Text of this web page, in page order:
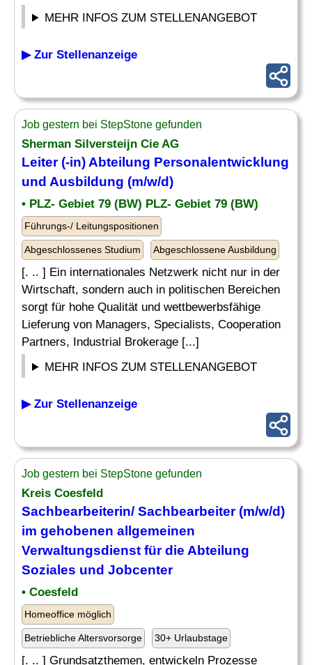
MEHR INFOS ZUM STELLENANGEBOT
▶ Zur Stellenanzeige
Job gestern bei StepStone gefunden
Sherman Silversteijn Cie AG
Leiter (-in) Abteilung Personalentwicklung
und Ausbildung (m/w/d)
• PLZ- Gebiet 79 (BW) PLZ- Gebiet 79 (BW)
Führungs-/ Leitungspositionen
Abgeschlossenes Studium Abgeschlossene Ausbildung
[. .. ] Ein internationales Netzwerk nicht nur in der
Wirtschaft, sondern auch in politischen Bereichen
sorgt für hohe Qualität und wettbewerbsfähige
Lieferung von Managers, Specialists, Cooperation
Partners, Industrial Brokerage [...]
MEHR INFOS ZUM STELLENANGEBOT
▶ Zur Stellenanzeige
Job gestern bei StepStone gefunden
Kreis Coesfeld
Sachbearbeiterin/ Sachbearbeiter (m/w/d)
im gehobenen allgemeinen
Verwaltungsdienst für die Abteilung
Soziales und Jobcenter
• Coesfeld
Homeoffice möglich
Betriebliche Altersvorsorge 30+ Urlaubstage
[. .. ] Grundsatzthemen, entwickeln Prozesse